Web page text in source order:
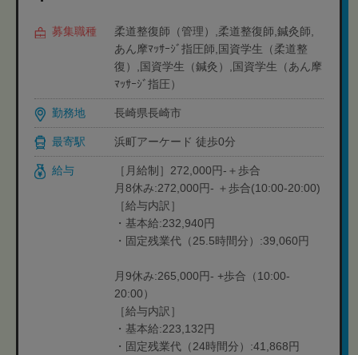
募集職種
柔道整復師（管理）,柔道整復師,鍼灸師,
あん摩ﾏｯｻｰｼﾞ指圧師,国資学生（柔道整
復）,国資学生（鍼灸）,国資学生（あん摩
ﾏｯｻｰｼﾞ指圧）
勤務地 長崎県長崎市
最寄駅 浜町アーケード 徒歩0分
給与
［月給制］272,000円-＋歩合
月8休み:272,000円- ＋歩合(10:00-20:00)
［給与内訳］
・基本給:232,940円
・固定残業代（25.5時間分）:39,060円
月9休み:265,000円- +歩合（10:00-
20:00）
［給与内訳］
・基本給:223,132円
・固定残業代（24時間分）:41,868円